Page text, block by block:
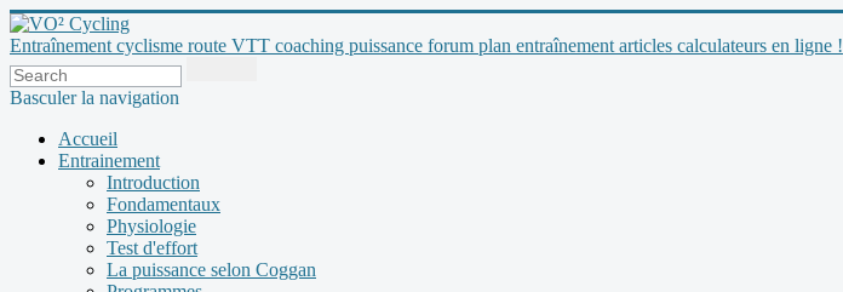
Entraînement cyclisme route VTT coaching puissance forum plan entraînement articles calculateurs en ligne !
Basculer la navigation
Accueil
Entrainement
Introduction
Fondamentaux
Physiologie
Test d'effort
La puissance selon Coggan